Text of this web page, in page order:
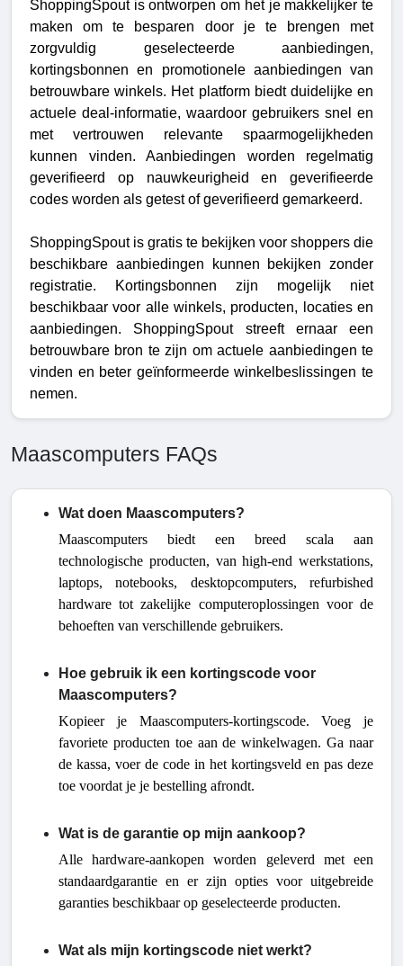
ShoppingSpout is ontworpen om het je makkelijker te
maken om te besparen door je te brengen met
zorgvuldig geselecteerde aanbiedingen,
kortingsbonnen en promotionele aanbiedingen van
betrouwbare winkels. Het platform biedt duidelijke en
actuele deal-informatie, waardoor gebruikers snel en
met vertrouwen relevante spaarmogelijkheden
kunnen vinden. Aanbiedingen worden regelmatig
geverifieerd op nauwkeurigheid en geverifieerde
codes worden als getest of geverifieerd gemarkeerd.
ShoppingSpout is gratis te bekijken voor shoppers die
beschikbare aanbiedingen kunnen bekijken zonder
registratie. Kortingsbonnen zijn mogelijk niet
beschikbaar voor alle winkels, producten, locaties en
aanbiedingen. ShoppingSpout streeft ernaar een
betrouwbare bron te zijn om actuele aanbiedingen te
vinden en beter geïnformeerde winkelbeslissingen te
nemen.
Maascomputers FAQs
Wat doen Maascomputers?
Maascomputers biedt een breed scala aan
technologische producten, van high-end werkstations,
laptops, notebooks, desktopcomputers, refurbished
hardware tot zakelijke computeroplossingen voor de
behoeften van verschillende gebruikers.
Hoe gebruik ik een kortingscode voor
Maascomputers?
Kopieer je Maascomputers-kortingscode. Voeg je
favoriete producten toe aan de winkelwagen. Ga naar
de kassa, voer de code in het kortingsveld en pas deze
toe voordat je je bestelling afrondt.
Wat is de garantie op mijn aankoop?
Alle hardware-aankopen worden geleverd met een
standaardgarantie en er zijn opties voor uitgebreide
garanties beschikbaar op geselecteerde producten.
Wat als mijn kortingscode niet werkt?